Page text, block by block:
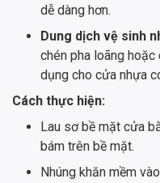
dễ dàng hơn.
Dung dịch vệ sinh
chén pha loãng
dụng cho cửa nhựa
Cách thực hiện:
Lau sơ bề mặt cửa
bám trên bề mặt.
Nhúng khăn mềm